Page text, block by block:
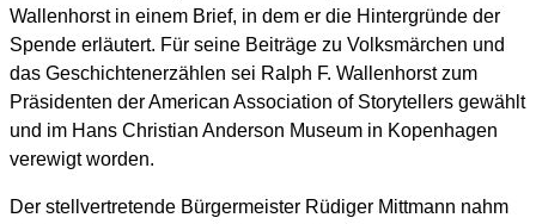
Wallenhorst in einem Brief, in dem er die Hintergründe der
Spende erläutert. Für seine Beiträge zu Volksmärchen und
das Geschichtenerzählen sei Ralph F. Wallenhorst zum
Präsidenten der American Association of Storytellers gewählt
und im Hans Christian Anderson Museum in Kopenhagen
verewigt worden.
Der stellvertretende Bürgermeister Rüdiger Mittmann nahm